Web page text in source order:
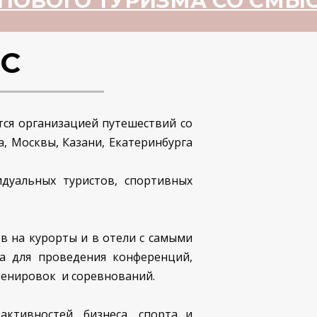
организацией путешествий со
Москвы, Казани, Екатеринбурга
туристов, спортивных
на курорты и в отели с самыми
проведения конференций,
и соревнований.